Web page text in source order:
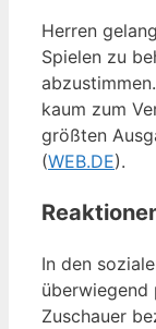
Herren
Spielen zu
kaum zum
größten
(WEB.DE).
In den
überwiegend
Zuschauer